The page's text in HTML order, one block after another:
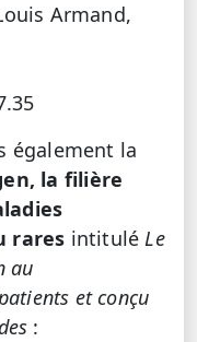
Armand,
également la
la filière
rares intituléLe
au
et conçu
: